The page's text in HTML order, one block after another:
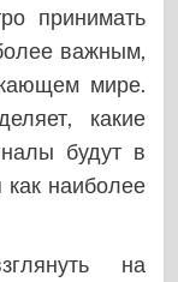
принимать
важным,
мире.
какие
будут в
наиболее
на